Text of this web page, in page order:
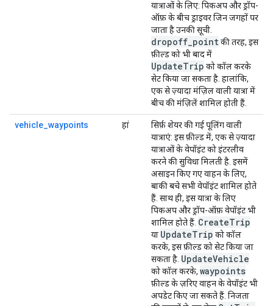
यात्राओं के लिए: पिकअप और ड्रॉप-
ऑफ़ के बीच ड्राइवर जिन जगहों पर
जाता है उनकी सूची.
dropoff_pointकी तरह, इस
फ़ील्ड को भी बाद में
UpdateTrip को कॉल करके
सेट किया जा सकता है. हालांकि,
एक से ज़्यादा मंज़िल वाली यात्रा में
बीच की मंज़िलें शामिल होती हैं.
vehicle_waypoints हां
सिर्फ़ शेयर की गई पूलिंग वाली
यात्राएं: इस फ़ील्ड में, एक से ज़्यादा
यात्राओं के वेपॉइंट को इंटरलीव
करने की सुविधा मिलती है. इसमें
असाइन किए गए वाहन के लिए,
बाकी बचे सभी वेपॉइंट शामिल होते
हैं. साथ ही, इस यात्रा के लिए
पिकअप और ड्रॉप-ऑफ़ वेपॉइंट भी
शामिल होते हैं. CreateTrip
या UpdateTrip को कॉल
करके, इस फ़ील्ड को सेट किया जा
सकता है. UpdateVehicle
को कॉल करके, waypoints
फ़ील्ड के ज़रिए वाहन के वेपॉइंट भी
अपडेट किए जा सकते हैं. निजता